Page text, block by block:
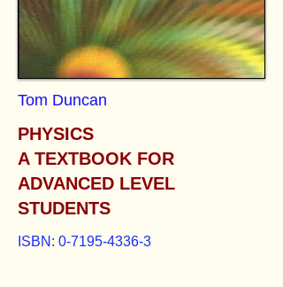
Tom Duncan
PHYSICS
A TEXTBOOK FOR
ADVANCED LEVEL
STUDENTS
ISBN: 0-7195-4336-3